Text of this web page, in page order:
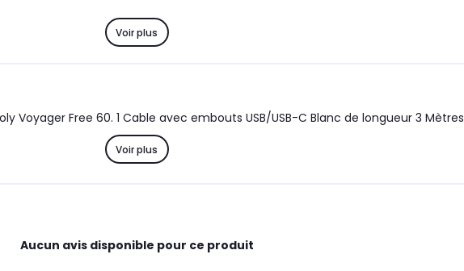
Voir plus
Voyager Free 60. 1 Cable avec embouts USB/USB-C Blanc de longueur 3 Mètres
Voir plus
Aucun avis disponible pour ce produit